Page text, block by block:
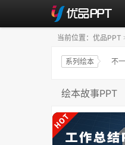
当前位置： 优品PPT
系列绘本 不
绘本故事PPT